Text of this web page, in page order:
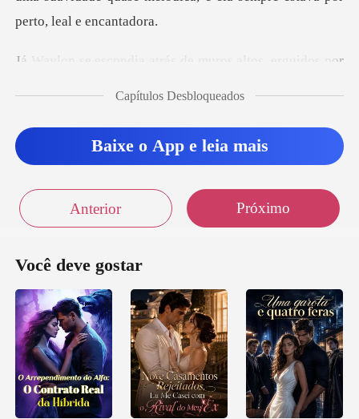
Sair
a atrás de muros alt
Capítulos Desbloqueados
Baixe o App e leia mais
Anterior Próximo
Você deve gostar